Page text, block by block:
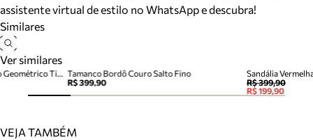
assistente virtual de estilo no WhatsApp e descubra!
Similares
Ver similares
Tamanco Bordô Couro Salto Fino
R$ 399,90
Sandália
R$ 399,90
R$ 199,90
Sandália Vermelha Couro Salto Geométrico Tiras
VEJA TAMBÉM